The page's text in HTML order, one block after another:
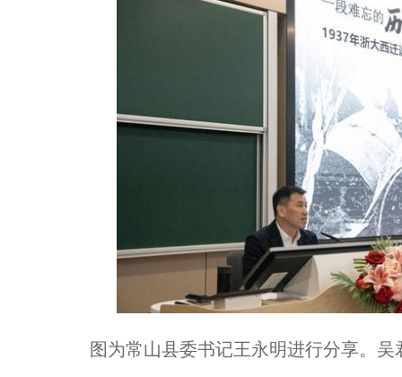
图为常山县委书记王永明进行分享。吴